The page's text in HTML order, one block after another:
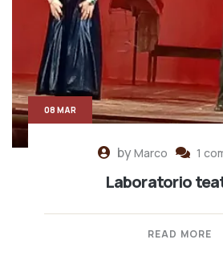
byMarco 1
Laboratorio
READ MORE
08 MAR